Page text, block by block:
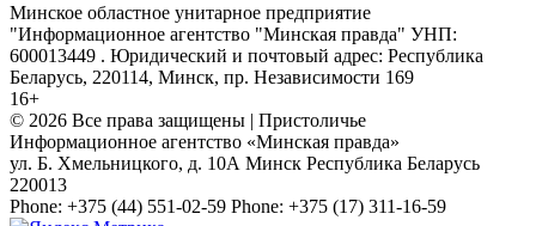
Минское областное унитарное предприятие
"Информационное агентство "Минская правда" УНП:
600013449 . Юридический и почтовый адрес: Республика
Беларусь, 220114, Минск, пр. Независимости 169
16+
© 2026 Все права защищены | Пристоличье
Информационное агентство «Минская правда»
ул. Б. Хмельницкого, д. 10А Минск Республика Беларусь
220013
Phone: +375 (44) 551-02-59 Phone: +375 (17) 311-16-59